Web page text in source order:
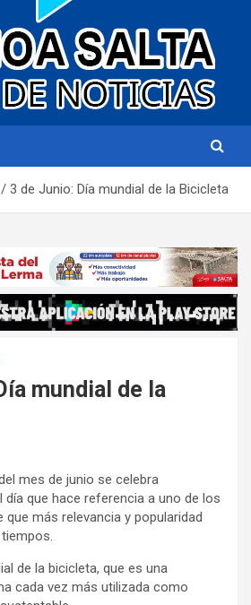
3 de Junio: Día mundial de la Bicicleta
mundial de la
mes de junio se celebra
día que hace referencia a uno de los
más relevancia y popularidad
de la bicicleta, que es una
cada vez más utilizada como